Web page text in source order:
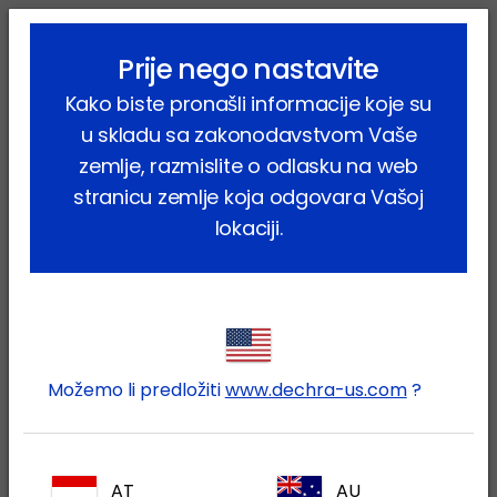
lock_outline search menu
Proizvodi
Farmaceutski proizvodi
Diar Stop Forte
lockPrijavite se na Vaš Dechra
Prije nego nastavite
Kako biste pronašli informacije koje su
u skladu sa zakonodavstvom Vaše
zemlje, razmislite o odlasku na web
stranicu zemlje koja odgovara Vašoj
lokaciji.
Možemo li predložitiwww.dechra-us.com?
AT AU